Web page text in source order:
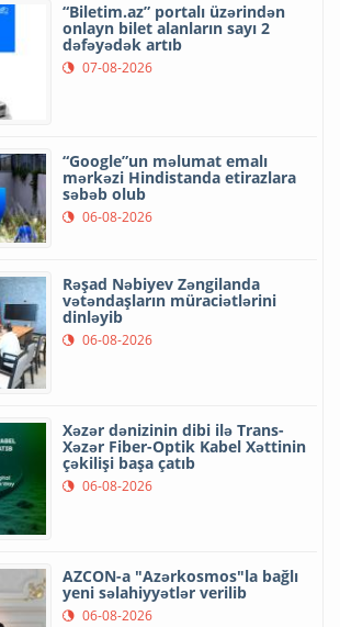
“Biletim.az” portalı üzərindən
onlayn bilet alanların sayı 2
dəfəyədək artıb
07-08-2026
“Google”un məlumat emalı
mərkəzi Hindistanda etirazlara
səbəb olub
06-08-2026
Rəşad Nəbiyev Zəngilanda
vətəndaşların müraciətlərini
dinləyib
06-08-2026
Xəzər dənizinin dibi ilə Trans-
Xəzər Fiber-Optik Kabel Xəttinin
çəkilişi başa çatıb
06-08-2026
AZCON-a "Azərkosmos"la bağlı
yeni səlahiyyətlər verilib
06-08-2026